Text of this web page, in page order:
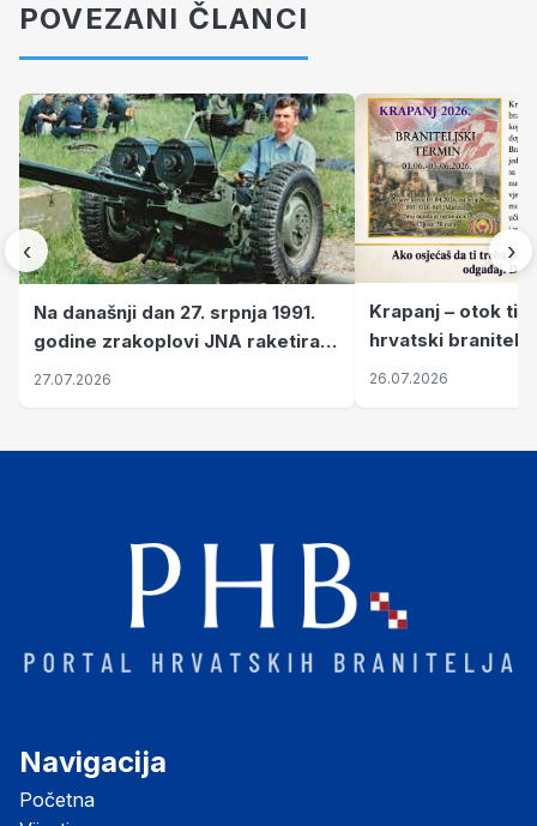
POVEZANI ČLANCI
‹
Na današnji dan 27. srpnja 1991.
godine zrakoplovi JNA raketirali
su vojarnu i obučni centar "Nikola
27.07.2026
Krapanj – otok
hrvatski branitelji
pronalaze mir
26.07.2026
›
Navigacija
Početna